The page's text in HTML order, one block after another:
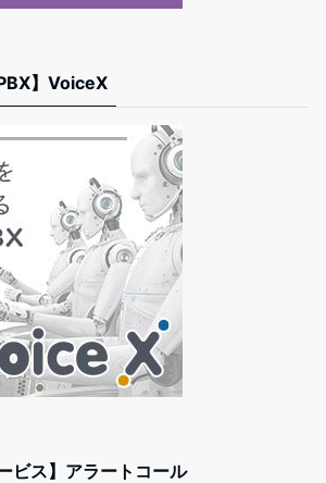
】VoiceX
ビス】アラートコール